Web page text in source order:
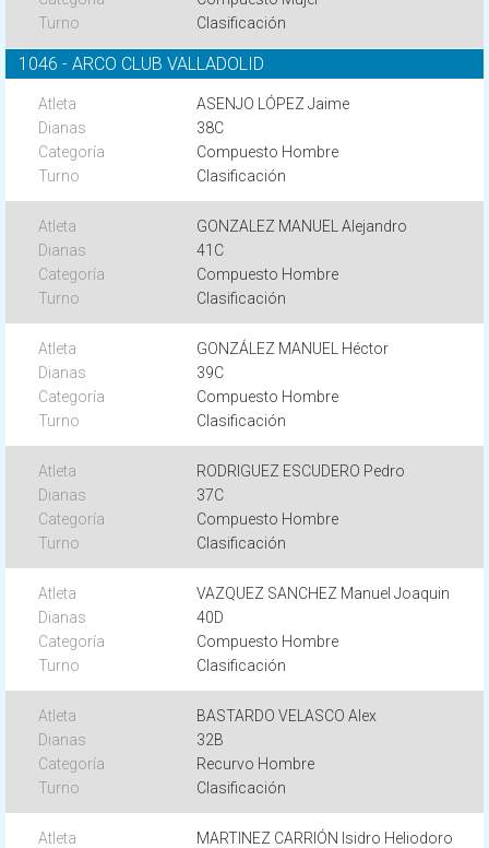
Clasificación
1046 - ARCO CLUB VALLADOLID
ASENJO LÓPEZ Jaime
38C
Compuesto Hombre
Clasificación
GONZALEZ MANUEL Alejandro
41C
Compuesto Hombre
Clasificación
GONZÁLEZ MANUEL Héctor
39C
Compuesto Hombre
Clasificación
RODRIGUEZ ESCUDERO Pedro
37C
Compuesto Hombre
Clasificación
VAZQUEZ SANCHEZ Manuel Joaquin
40D
Compuesto Hombre
Clasificación
BASTARDO VELASCO Alex
32B
Recurvo Hombre
Clasificación
MARTINEZ CARRIÓN Isidro Heliodoro